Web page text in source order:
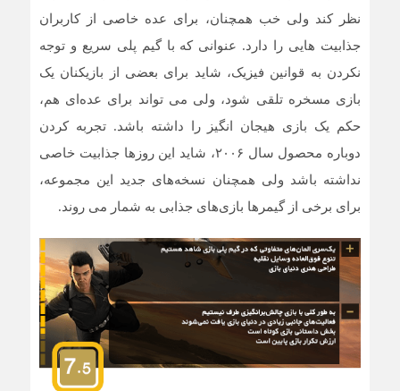
نظر کند ولی خب همچنان، برای عده خاصی از کاربران
جذابیت هایی را دارد. عنوانی که با گیم پلی سریع و توجه
نکردن به قوانین فیزیک، شاید برای بعضی از بازیکنان یک
بازی مسخره تلقی شود، ولی می تواند برای عده‌ای هم،
حکم یک بازی هیجان انگیز را داشته باشد. تجربه کردن
دوباره محصول سال ۲۰۰۶، شاید این روزها جذابیت خاصی
نداشته باشد ولی همچنان نسخه‌های جدید این مجموعه،
برای برخی از گیمرها بازی‌های جذابی به شمار می روند.